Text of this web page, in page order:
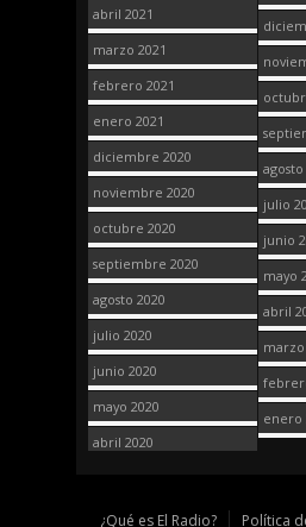
abril 2021
marzo 2021
febrero 2021
enero 2021
diciembre 2020
noviembre 2020
octubre 2020
septiembre 2020
agosto 2020
julio 2020
junio 2020
mayo 2020
abril 2020
agosto
julio
junio
mayo
abril
marzo
enero
¿Qué es El Radio? Política